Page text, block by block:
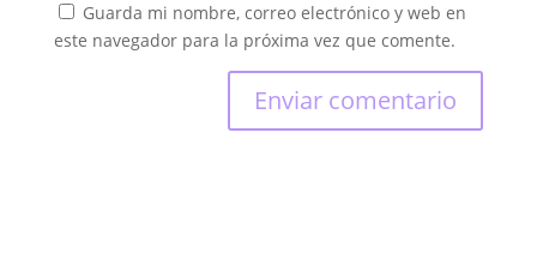
Guarda mi nombre, correo electrónico y web en
este navegador para la próxima vez que comente.